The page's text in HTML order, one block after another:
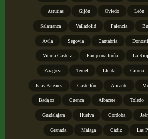
Asturias Gijón Oviedo León
Salamanca Valladolid Palencia
Ávila Segovia Cantabria
Vitoria-Gasteiz Pamplona-Iruña La
Zaragoza Teruel Lleida Girona
Islas Baleares Castellón Alicante
Badajoz Cuenca Albacete Toledo
Guadalajara Huelva Córdoba Jaén
Granada Málaga Cádiz Las